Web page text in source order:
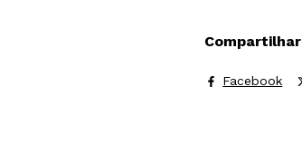
Compartilhar
Facebook